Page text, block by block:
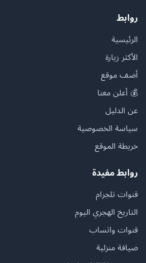
روابط
الرئيسية
الأكثر زيارة
أضف موقع
💰 أعلن معنا
عن الدليل
سياسة الخصوصية
خريطة الموقع
روابط مفيدة
قنوات تلجرام
التاريخ الهجري اليوم
قنوات واتساب
ضيافة منزلية